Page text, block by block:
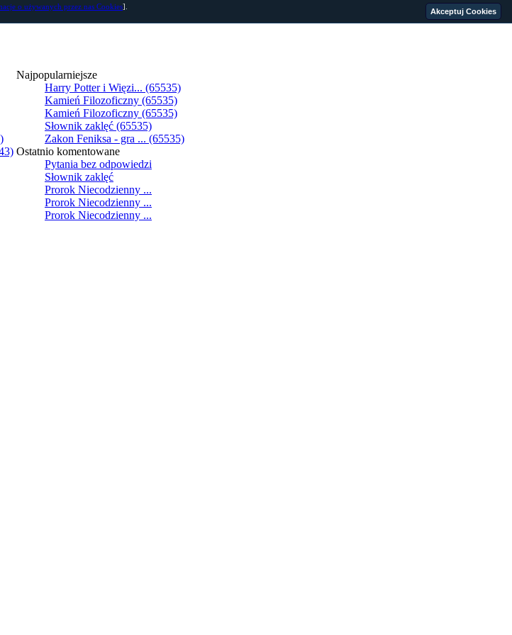
Najpopularniejsze
Harry Potter i Więzi... (65535)
Kamień Filozoficzny (65535)
Kamień Filozoficzny (65535)
Słownik zaklęć (65535)
Zakon Feniksa - gra ... (65535)
Ostatnio komentowane
Pytania bez odpowiedzi
Słownik zaklęć
Prorok Niecodzienny ...
Prorok Niecodzienny ...
Prorok Niecodzienny ...
o używanych przez nas Cookies].